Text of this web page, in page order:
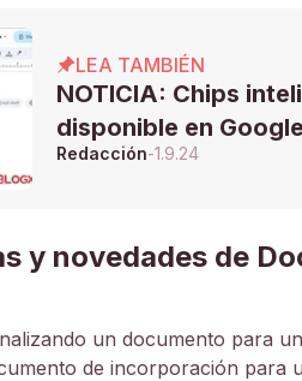
LEA TAMBIÉN
NOTICIA: Chips
disponible en
Redacción-1.9.24
y novedades de
un documento para
de incorporación para